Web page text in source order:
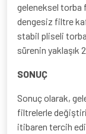
geleneksel torba
dengesiz filtre
stabil pliseli
sürenin yaklaşık 2
SONUÇ
Sonuç olarak,
filtrelerle
itibaren tercih